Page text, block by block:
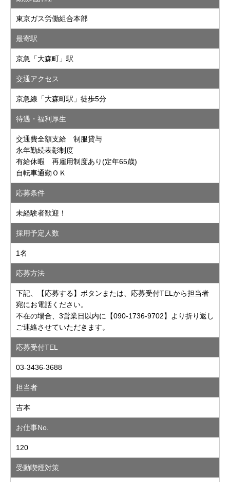
東京ガス労働組合本部
最寄駅
京急「大森町」駅
交通アクセス
京急線「大森町駅」徒歩5分
待遇・福利厚生
交通費全額支給 制服貸与
永年勤続表彰制度
有給休暇 再雇用制度あり(定年65歳)
自転車通勤ＯＫ
応募条件
未経験者歓迎！
採用予定人数
1名
応募方法
下記、【応募する】ボタンまたは、応募受付TELから担当者
宛にお電話ください。
不在の場合、3営業日以内に【090-1736-9702】より折り返し
ご連絡させていただきます。
応募受付TEL
03-3436-3688
担当者
吉本
お仕事No.
120
受動喫煙対策